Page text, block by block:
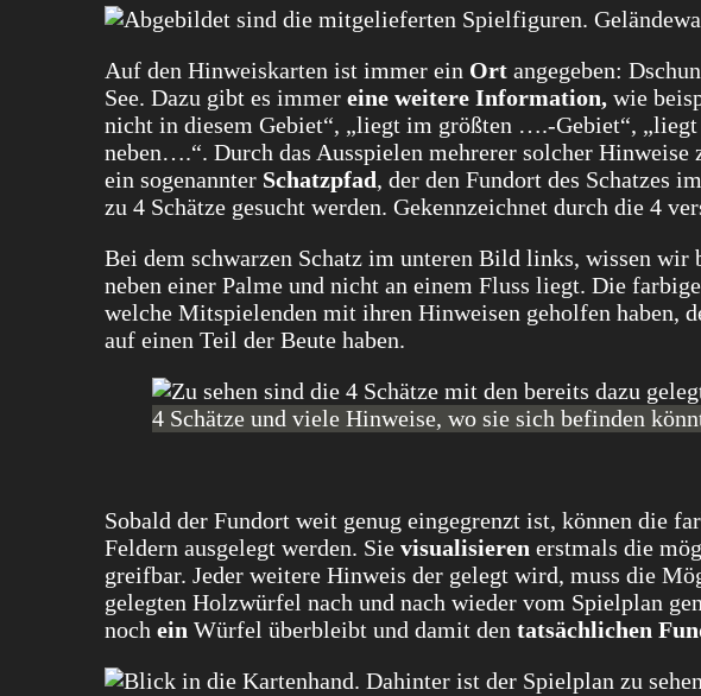
Auf den Hinweiskarten ist immer ein Ort angegeben:
See. Dazu gibt es immer eine weitere Information, wie
nicht in diesem Gebiet“, „liegt im größten ….-Gebiet“,
neben….“. Durch das Ausspielen mehrerer solcher
ein sogenannter Schatzpfad, der den Fundort des Schatzes
zu 4 Schätze gesucht werden. Gekennzeichnet durch die 4
Bei dem schwarzen Schatz im unteren Bild links, wissen
neben einer Palme und nicht an einem Fluss liegt. Die
welche Mitspielenden mit ihren Hinweisen geholfen haben,
auf einen Teil der Beute haben.
4 Schätze und viele Hinweise, wo sie sich befinden
Sobald der Fundort weit genug eingegrenzt ist, können die
Feldern ausgelegt werden. Sie visualisieren erstmals die
greifbar. Jeder weitere Hinweis der gelegt wird, muss die
gelegten Holzwürfel nach und nach wieder vom Spielplan
noch ein Würfel überbleibt und damit den tatsächlichen